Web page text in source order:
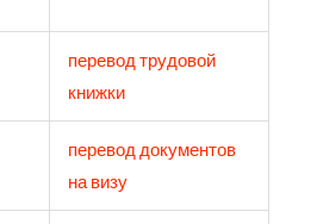
перевод трудовой
книжки
перевод документов
на визу